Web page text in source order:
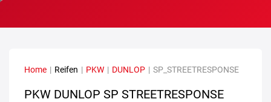
Home | Reifen | PKW | DUNLOP | SP_STREETRESPONSE
PKW DUNLOP SP STREETRESPONSE